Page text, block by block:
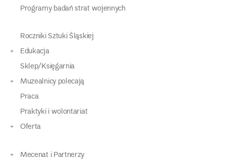
Programy badań strat wojennych
Roczniki Sztuki Śląskiej
Edukacja
Sklep/Księgarnia
Muzealnicy polecają
Praca
Praktyki i wolontariat
Oferta
Mecenat i Partnerzy